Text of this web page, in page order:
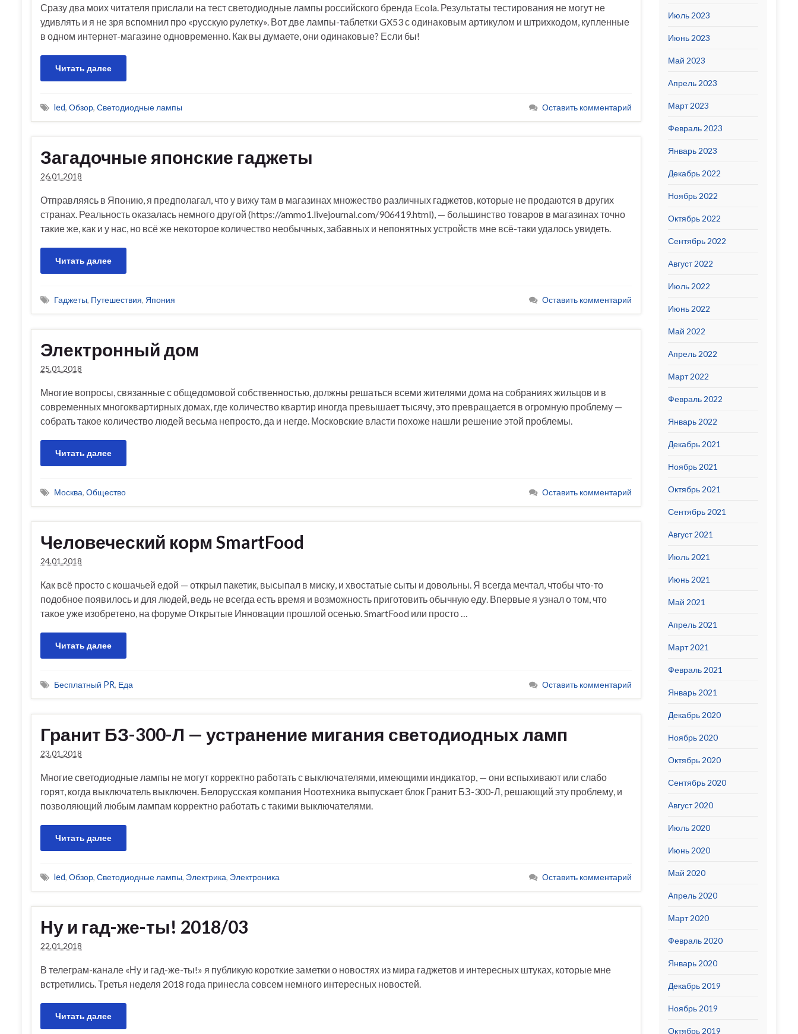
Сразу два моих читателя прислали на тест светодиодные лампы российского бренда Ecola. Результаты тестирования не могут не
удивлять и я не зря вспомнил про «русскую рулетку». Вот две лампы-таблетки GX53 с одинаковым артикулом и штрихкодом, купленные
в одном интернет-магазине одновременно. Как вы думаете, они одинаковые? Если бы!
Читать далее
led, Обзор, Светодиодные лампы Оставить комментарий
Загадочные японские гаджеты
26.01.2018
Отправляясь в Японию, я предполагал, что у вижу там в магазинах множество различных гаджетов, которые не продаются в других
странах. Реальность оказалась немного другой (https://ammo1.livejournal.com/906419.html), — большинство товаров в магазинах точно
такие же, как и у нас, но всё же некоторое количество необычных, забавных и непонятных устройств мне всё-таки удалось увидеть.
Читать далее
Гаджеты, Путешествия, Япония Оставить комментарий
Электронный дом
25.01.2018
Многие вопросы, связанные с общедомовой собственностью, должны решаться всеми жителями дома на собраниях жильцов и в
современных многоквартирных домах, где количество квартир иногда превышает тысячу, это превращается в огромную проблему —
собрать такое количество людей весьма непросто, да и негде. Московские власти похоже нашли решение этой проблемы.
Читать далее
Москва, Общество Оставить комментарий
Человеческий корм SmartFood
24.01.2018
Как всё просто с кошачьей едой — открыл пакетик, высыпал в миску, и хвостатые сыты и довольны. Я всегда мечтал, чтобы что-то
подобное появилось и для людей, ведь не всегда есть время и возможность приготовить обычную еду. Впервые я узнал о том, что
такое уже изобретено, на форуме Открытые Инновации прошлой осенью. SmartFood или просто …
Читать далее
Бесплатный PR, Еда Оставить комментарий
Гранит БЗ-300-Л — устранение мигания светодиодных ламп
23.01.2018
Многие светодиодные лампы не могут корректно работать с выключателями, имеющими индикатор, — они вспыхивают или слабо
горят, когда выключатель выключен. Белорусская компания Ноотехника выпускает блок Гранит БЗ-300-Л, решающий эту проблему, и
позволяющий любым лампам корректно работать с такими выключателями.
Читать далее
led, Обзор, Светодиодные лампы, Электрика, Электроника Оставить комментарий
Ну и гад-же-ты! 2018/03
22.01.2018
В телеграм-канале «Ну и гад-же-ты!» я публикую короткие заметки о новостях из мира гаджетов и интересных штуках, которые мне
встретились. Третья неделя 2018 года принесла совсем немного интересных новостей.
Читать далее
Июль 2023
Июнь 2023
Май 2023
Апрель 2023
Март 2023
Февраль 2023
Январь 2023
Декабрь 2022
Ноябрь 2022
Октябрь 2022
Сентябрь 2022
Август 2022
Июль 2022
Июнь 2022
Май 2022
Апрель 2022
Март 2022
Февраль 2022
Январь 2022
Декабрь 2021
Ноябрь 2021
Октябрь 2021
Сентябрь 2021
Август 2021
Июль 2021
Июнь 2021
Май 2021
Апрель 2021
Март 2021
Февраль 2021
Январь 2021
Декабрь 2020
Ноябрь 2020
Октябрь 2020
Сентябрь 2020
Август 2020
Июль 2020
Июнь 2020
Май 2020
Апрель 2020
Март 2020
Февраль 2020
Январь 2020
Декабрь 2019
Ноябрь 2019
Октябрь 2019